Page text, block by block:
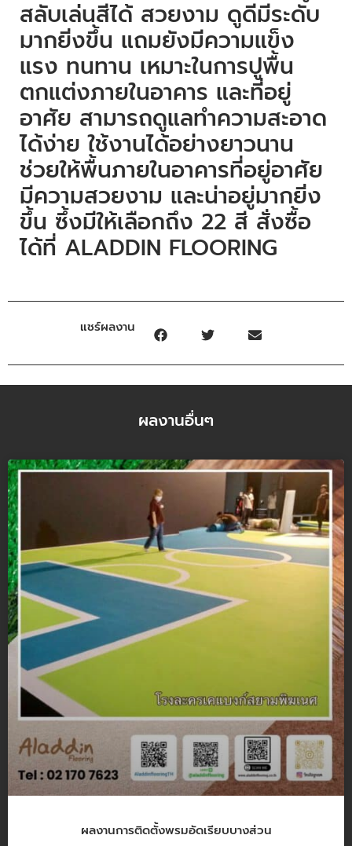
สลับเล่นสีได้ สวยงาม ดูดีมีระดับ
มากยิ่งขึ้น แถมยังมีความแข็ง
แรง ทนทาน เหมาะในการปูพื้น
ตกแต่งภายในอาคาร และที่อยู่
อาศัย สามารถดูแลทำความสะอาด
ได้ง่าย ใช้งานได้อย่างยาวนาน
ช่วยให้พื้นภายในอาคารที่อยู่อาศัย
มีความสวยงาม และน่าอยู่มากยิ่ง
ขึ้น ซึ้งมีให้เลือกถึง 22 สี สั่งซื้อ
ได้ที่ ALADDIN FLOORING
แชร์ผลงาน
ผลงานอื่นๆ
ผลงานการติดตั้งพรมอัดเรียบบางส่วน